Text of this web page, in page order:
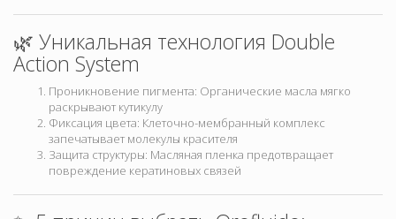
🌿 Уникальная технология Double
Action System
Проникновение пигмента: Органические масла мягко
раскрывают кутикулу
Фиксация цвета: Клеточно-мембранный комплекс
запечатывает молекулы красителя
Защита структуры: Масляная пленка предотвращает
повреждение кератиновых связей